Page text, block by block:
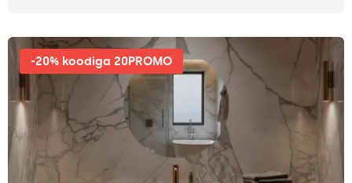
-20% koodiga 20PROMO